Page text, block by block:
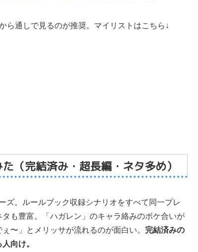
ら通しで見るのが推奨。マイリストはこちら↓
（完結済み・超長編・ネタ多め）
ズ。ルールブック収録シナリオをすべて同一プレ
も豊富。「ハガレン」のキャラ絡みのボケ合いが
〜」とメリッサが流れるのが面白い。 完結済みの
向け。